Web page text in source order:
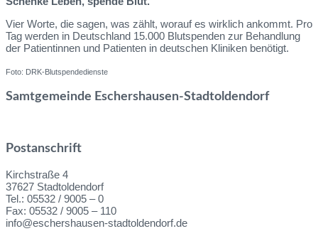
Vier Worte, die sagen, was zählt, worauf es wirklich ankommt. Pro
Tag werden in Deutschland 15.000 Blutspenden zur Behandlung
der Patientinnen und Patienten in deutschen Kliniken benötigt.
Foto: DRK-Blutspendedienste
Samtgemeinde Eschershausen-Stadtoldendorf
Postanschrift
Kirchstraße 4
37627 Stadtoldendorf
Tel.: 05532 / 9005 – 0
Fax: 05532 / 9005 – 110
info@eschershausen-stadtoldendorf.de